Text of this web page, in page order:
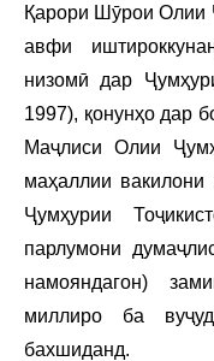
Қарори Шӯрои Олии
авфи
низомӣ дар
1997), қонунҳо дар
Маҷлиси Олии
маҳаллии вакилони
Ҷумҳурии
парлумони
намояндагон)
миллиро ба
бахшиданд.